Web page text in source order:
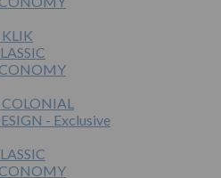
- Exclusive